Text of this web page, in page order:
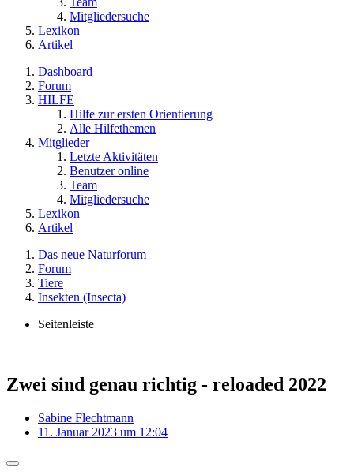
Mitgliedersuche
Lexikon
Artikel
Dashboard
Forum
HILFE
Hilfe zur ersten Orientierung
Alle Hilfethemen
Mitglieder
Letzte Aktivitäten
Benutzer online
Team
Mitgliedersuche
Lexikon
Artikel
Das neue Naturforum
Forum
Tiere
Insekten (Insecta)
Seitenleiste
Zwei sind genau richtig - reloaded 2022
Sabine Flechtmann
11. Januar 2023 um 12:04